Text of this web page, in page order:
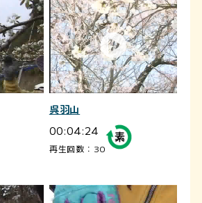
呉羽山
00:04:24
再生回数：30